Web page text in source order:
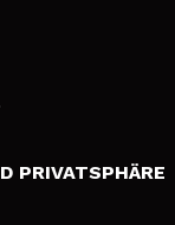
PRIVATSPHÄRE